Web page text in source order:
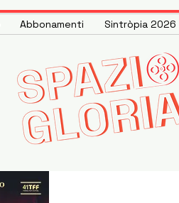
Abbonamenti Sintròpia 2026